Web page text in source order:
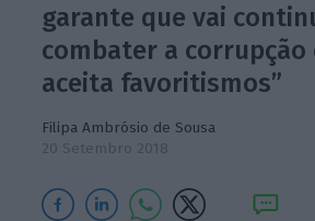
garante que vai
combater a corrupção
aceita favoritismos”
Filipa Ambrósio de Sousa
20 Setembro 2018